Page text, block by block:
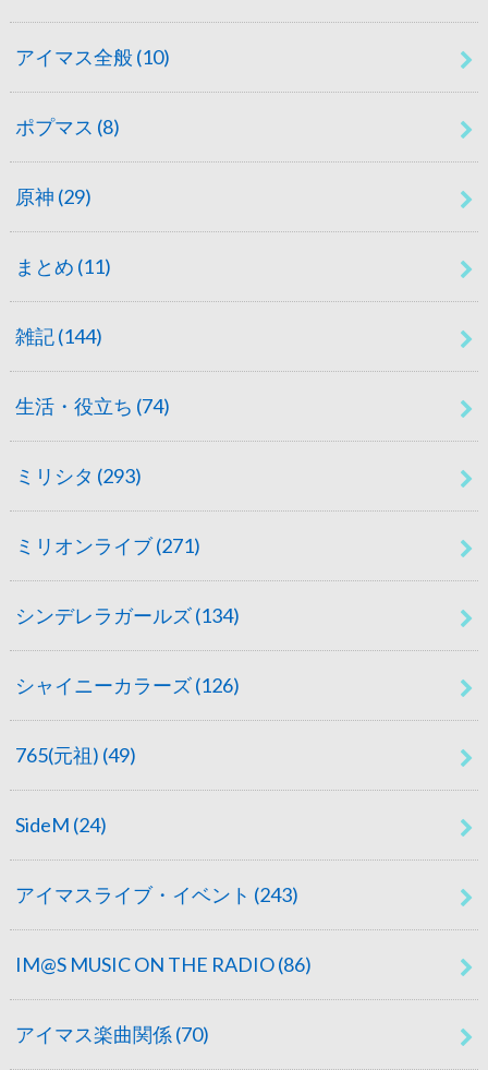
アイマス全般 (10)
ポプマス (8)
原神 (29)
まとめ (11)
雑記(144)
生活・役立ち (74)
ミリシタ (293)
ミリオンライブ(271)
シンデレラガールズ(134)
シャイニーカラーズ(126)
765(元祖) (49)
SideM (24)
アイマスライブ・イベント (243)
IM@S MUSIC ON THE RADIO(86)
アイマス楽曲関係 (70)